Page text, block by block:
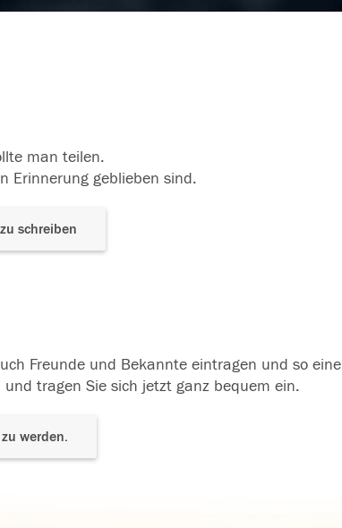
man teilen.
Erinnerung geblieben sind.
schreiben
Freunde und Bekannte eintragen und so eine
tragen Sie sich jetzt ganz bequem ein.
werden.